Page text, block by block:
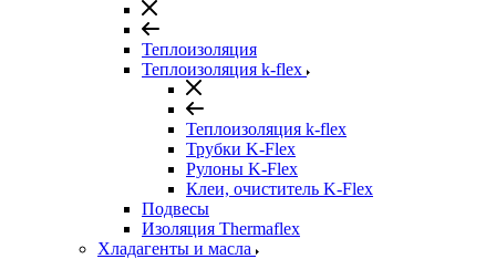
Теплоизоляция
Теплоизоляция k-flex
Теплоизоляция k-flex
Трубки K-Flex
Рулоны K-Flex
Клеи, очиститель K-Flex
Подвесы
Изоляция Thermaflex
Хладагенты и масла